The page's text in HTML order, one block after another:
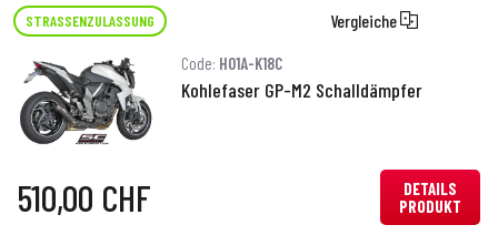
STRASSENZULASSUNG Vergleiche
Code: H01A-K18C
Kohlefaser GP-M2 Schalldämpfer
510,00 CHF
DETAILS
PRODUKT